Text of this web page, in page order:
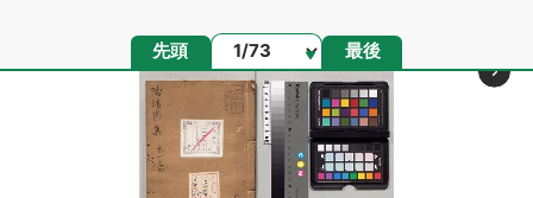
先頭 ページ 最後